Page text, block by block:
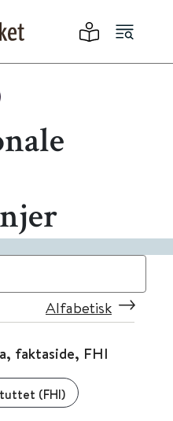
Alfabetisk
faktaside, FHI
(FHI)